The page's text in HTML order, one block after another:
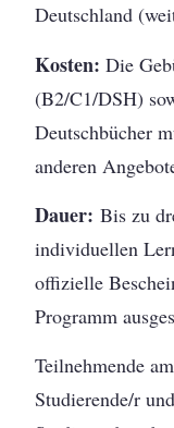
Deutschland
Kosten: Die
(B2/C1/DSH)
Deutschbücher
anderen
Dauer: Bis zu
individuellen
offizielle
Programm
Teilnehmende
Studierende/r